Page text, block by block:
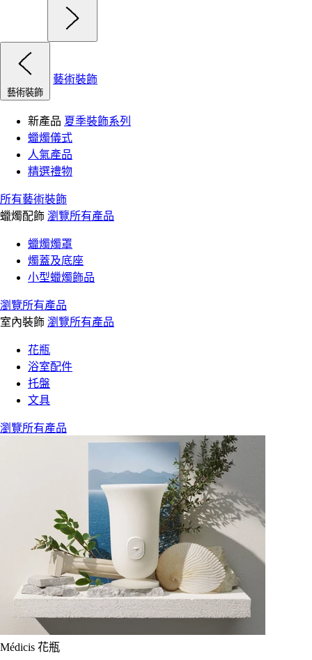
藝術裝飾
藝術裝飾
新產品 夏季裝飾系列
蠟燭儀式
人氣產品
精選禮物
所有藝術裝飾
蠟燭配飾 瀏覽所有產品
蠟燭燭罩
燭蓋及底座
小型蠟燭飾品
瀏覽所有產品
室內裝飾 瀏覽所有產品
花瓶
浴室配件
托盤
文具
瀏覽所有產品
Médicis 花瓶